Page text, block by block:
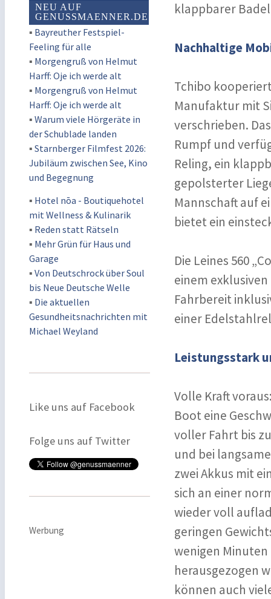
NEU AUF
GENUSSMAENNER.DE
▪ Bayreuther Festspiel-
Feeling für alle
▪ Morgengruß von Helmut
Harff: Oje ich werde alt
▪ Morgengruß von Helmut
Harff: Oje ich werde alt
▪ Warum viele Hörgeräte in
der Schublade landen
▪ Starnberger Filmfest 2026:
Jubiläum zwischen See, Kino
und Begegnung
▪ Hotel nōa - Boutiquehotel
mit Wellness & Kulinarik
▪ Reden statt Rätseln
▪ Mehr Grün für Haus und
Garage
▪ Von Deutschrock über Soul
bis Neue Deutsche Welle
▪ Die aktuellen
Gesundheitsnachrichten mit
Michael Weyland
Like uns auf Facebook
Folge uns auf Twitter
Werbung
klappbarer
Nachhaltige
Tchibo
Manufaktur mit
verschrieben.
Rumpf und
Reling, ein
gepolsterter
Mannschaft auf
bietet ein
Die Leines 560
einem
Fahrbereit
einer
Leistungsstark
Volle Kraft
Boot eine
voller Fahrt bis
und bei
zwei Akkus mit
sich an einer
wieder voll
geringen
wenigen Minuten
herausgezogen
können auch